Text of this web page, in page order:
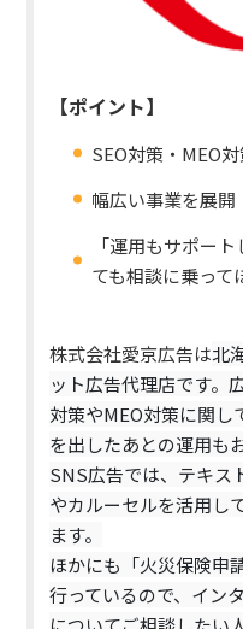
【ポイント】
SEO対策・MEO
幅広い事業を展開
「運用もサポー
ても相談に乗って
株式会社愛京広告は北
ット広告代理店です。
対策やMEO対策に関し
を出したあとの運用も
SNS広告では、テキス
やカルーセルを活用し
ます。
ほかにも「火災保険申
行っているので、イン